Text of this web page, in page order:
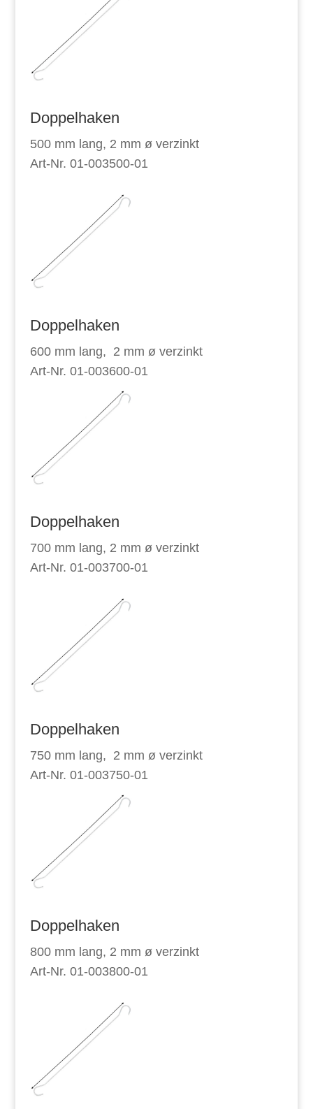
Doppelhaken
500 mm lang, 2 mm ø verzinkt
Art-Nr. 01-003500-01
Doppelhaken
600 mm lang, 2 mm ø verzinkt
Art-Nr. 01-003600-01
Doppelhaken
700 mm lang, 2 mm ø verzinkt
Art-Nr. 01-003700-01
Doppelhaken
750 mm lang, 2 mm ø verzinkt
Art-Nr. 01-003750-01
Doppelhaken
800 mm lang, 2 mm ø verzinkt
Art-Nr. 01-003800-01